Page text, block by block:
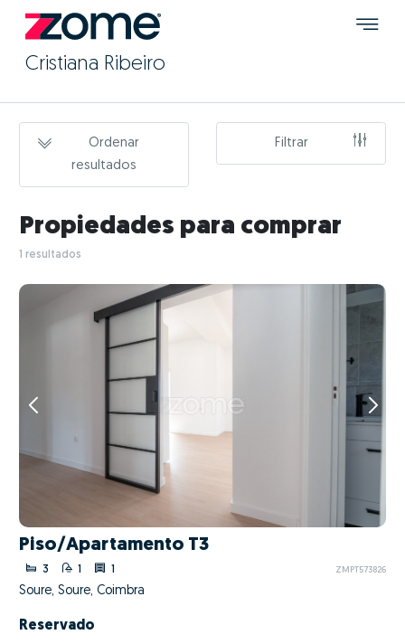
Cristiana Ribeiro
Ordenar
resultados
Filtrar
Propiedades para comprar
1 resultados
Piso/Apartamento T3
3 1 1 ZMPT573826
Soure, Soure, Coimbra
Reservado